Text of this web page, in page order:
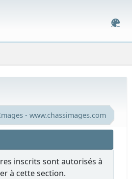
- www.chassimages.com
inscrits sont autorisés à
à cette section.